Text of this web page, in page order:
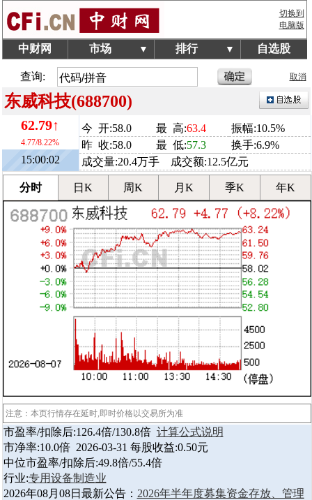
切换到
电脑版
中财网 市场 ▼ 排行 ▼ 自选股
查询: 取消
东威科技(688700)
62.79↑
4.77/8.22%
15:00:02
今 开:58.0 最 高:63.4
振幅:10.5%
昨 收:58.0
最 低:57.3
换手:6.9%
成交量:20.4万手 成交额:12.5亿元
分时 日K 周K 月K 季K 年K
注意：本页行情存在延时,即时价格以交易所为准
市盈率/扣除后:126.4倍/130.8倍 计算公式说明
市净率:10.0倍 2026-03-31 每股收益:0.50元
中位市盈率/扣除后:49.8倍/55.4倍
行业:专用设备制造业
2026年08月08日最新公告： 2026年半年度募集资金存放、管理